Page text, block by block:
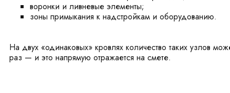
воронки и ливневые элементы;
зоны примыкания к надстройкам и оборудованию.
На двух «одинаковых» кровлях количество таких узлов
раз — и это напрямую отражается на смете.